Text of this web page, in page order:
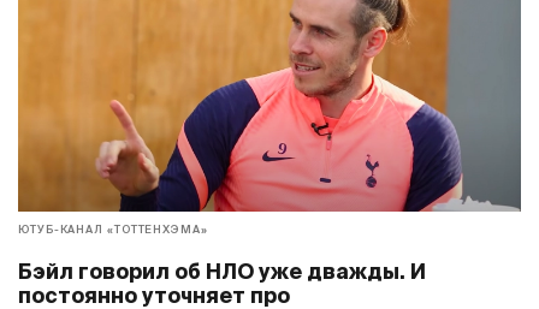
ЮТУБ-КАНАЛ «ТОТТЕНХЭМА»
Бэйл говорил об НЛО уже дважды. И
постоянно уточняет про